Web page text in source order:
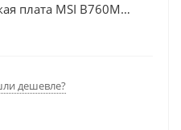
плата MSI B760M
RTX 5070 12Гб,
дешевле?